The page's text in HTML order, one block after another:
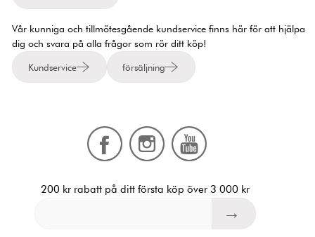
Vår kunniga och tillmötesgående kundservice finns här för att hjälpa
dig och svara på alla frågor som rör ditt köp!
Kundservice försäljning
200 kr rabatt på ditt första köp över 3 000 kr